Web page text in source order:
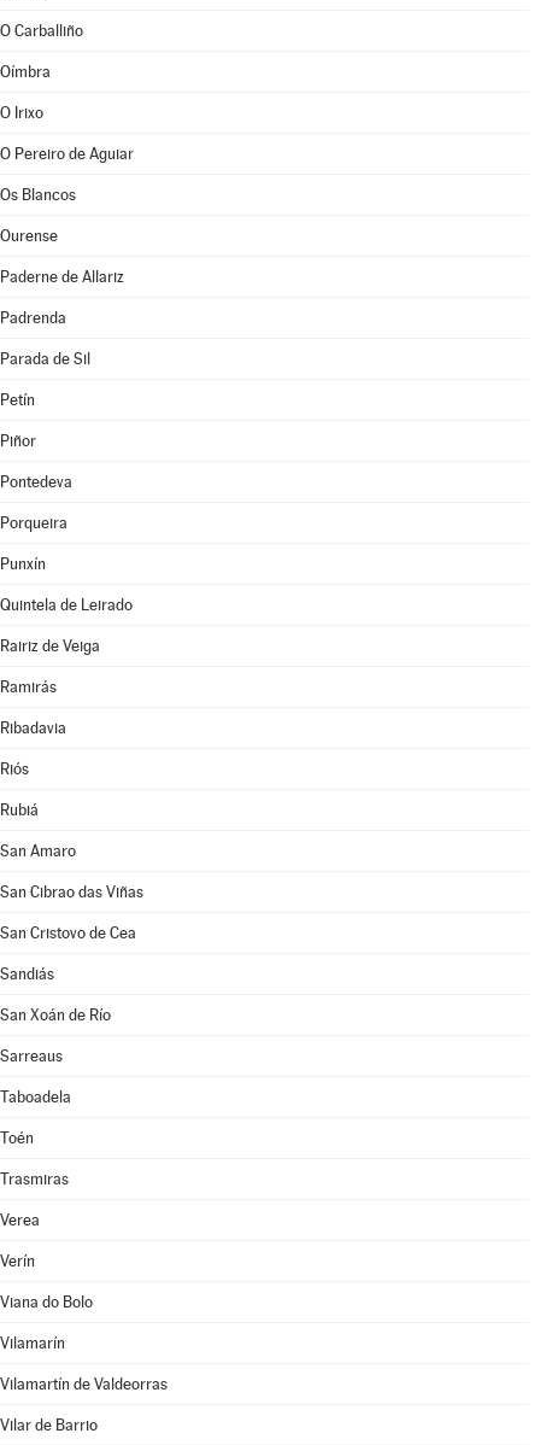
O Carballiño
Oímbra
O Irixo
O Pereiro de Aguiar
Os Blancos
Ourense
Paderne de Allariz
Padrenda
Parada de Sil
Petín
Piñor
Pontedeva
Porqueira
Punxín
Quintela de Leirado
Rairiz de Veiga
Ramirás
Ribadavia
Riós
Rubiá
San Amaro
San Cibrao das Viñas
San Cristovo de Cea
Sandiás
San Xoán de Río
Sarreaus
Taboadela
Toén
Trasmiras
Verea
Verín
Viana do Bolo
Vilamarín
Vilamartín de Valdeorras
Vilar de Barrio